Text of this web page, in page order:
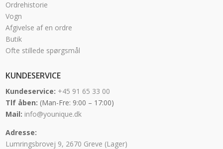
Ordrehistorie
Vogn
Afgivelse af en ordre
Butik
Ofte stillede spørgsmål
KUNDESERVICE
Kundeservice: +45 91 65 33 00
Tlf åben: (Man-Fre: 9:00 – 17:00)
Mail: info@younique.dk
Adresse:
Lumringsbrovej 9, 2670 Greve (Lager)